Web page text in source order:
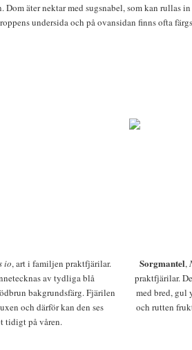
äter nektar med sugsnabel, som kan rullas
undersida och på ovansidan finns ofta
io, art i familjen praktfjärilar.
av tydliga blå
bakgrundsfärg. Fjärilen
och därför kan den ses
tidigt på våren.
Sorgmantel,
praktfjärilar.
med bred, gul
och rutten